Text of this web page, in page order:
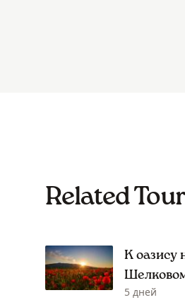
Related
К оазису
5 дней